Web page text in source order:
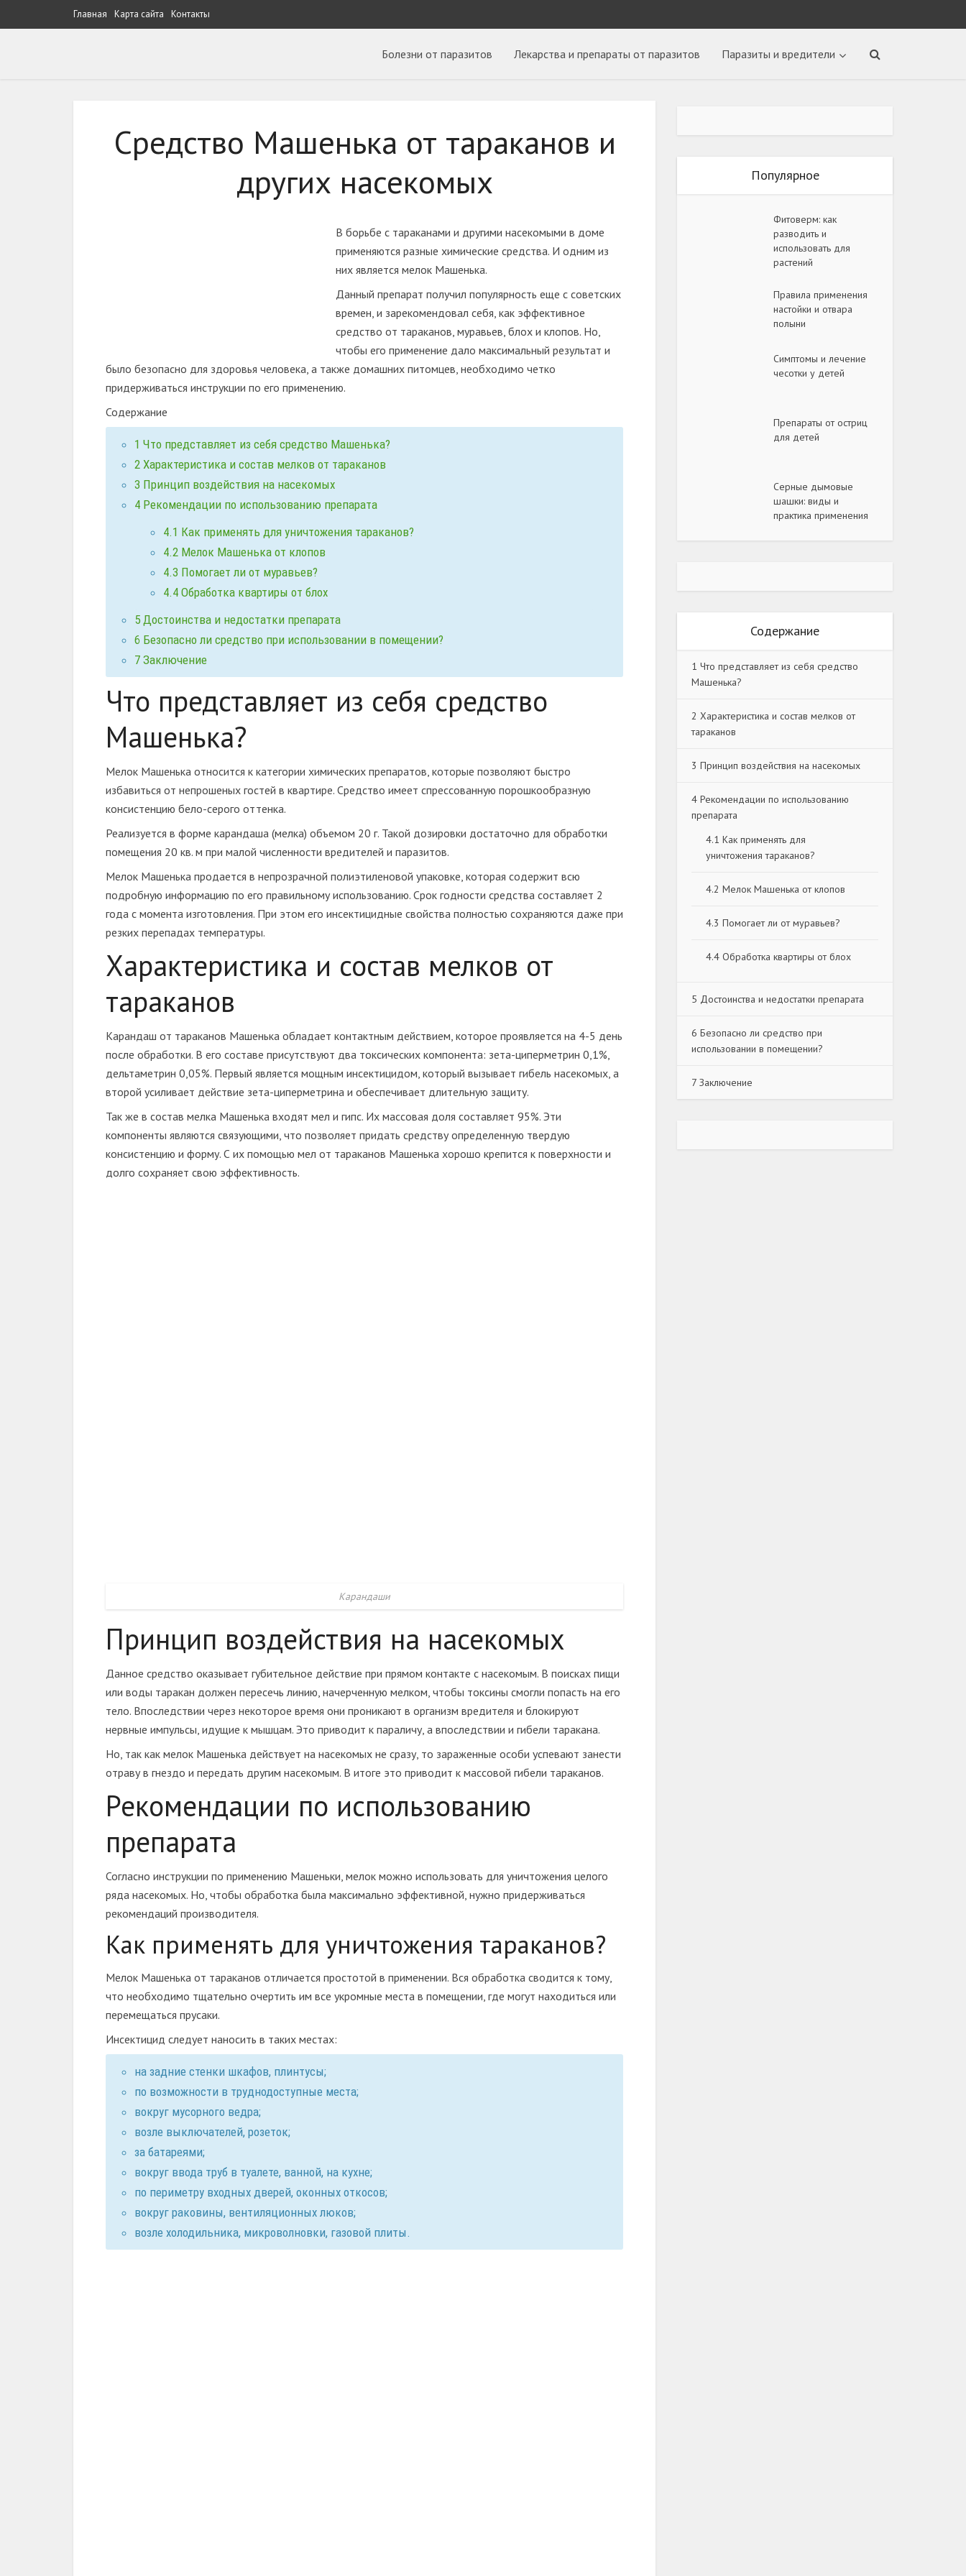
Главная Карта сайта Контакты
Болезни от паразитов Лекарства и препараты от паразитов Паразиты и вредители
Средство Машенька от тараканов и
других насекомых
В борьбе с тараканами и другими насекомыми в доме
применяются разные химические средства. И одним из
них является мелок Машенька.
Данный препарат получил популярность еще с советских
времен, и зарекомендовал себя, как эффективное
средство от тараканов, муравьев, блох и клопов. Но,
чтобы его применение дало максимальный результат и
было безопасно для здоровья человека, а также домашних питомцев, необходимо четко
придерживаться инструкции по его применению.
Содержание
1 Что представляет из себя средство Машенька?
2 Характеристика и состав мелков от тараканов
3 Принцип воздействия на насекомых
4 Рекомендации по использованию препарата
4.1 Как применять для уничтожения тараканов?
4.2 Мелок Машенька от клопов
4.3 Помогает ли от муравьев?
4.4 Обработка квартиры от блох
5 Достоинства и недостатки препарата
6 Безопасно ли средство при использовании в помещении?
7 Заключение
Что представляет из себя средство
Машенька?
Мелок Машенька относится к категории химических препаратов, которые позволяют быстро
избавиться от непрошеных гостей в квартире. Средство имеет спрессованную порошкообразную
консистенцию бело-серого оттенка.
Реализуется в форме карандаша (мелка) объемом 20 г. Такой дозировки достаточно для обработки
помещения 20 кв. м при малой численности вредителей и паразитов.
Мелок Машенька продается в непрозрачной полиэтиленовой упаковке, которая содержит всю
подробную информацию по его правильному использованию. Срок годности средства составляет 2
года с момента изготовления. При этом его инсектицидные свойства полностью сохраняются даже при
резких перепадах температуры.
Характеристика и состав мелков от
тараканов
Карандаш от тараканов Машенька обладает контактным действием, которое проявляется на 4-5 день
после обработки. В его составе присутствуют два токсических компонента: зета-циперметрин 0,1%,
дельтаметрин 0,05%. Первый является мощным инсектицидом, который вызывает гибель насекомых, а
второй усиливает действие зета-циперметрина и обеспечивает длительную защиту.
Так же в состав мелка Машенька входят мел и гипс. Их массовая доля составляет 95%. Эти
компоненты являются связующими, что позволяет придать средству определенную твердую
консистенцию и форму. С их помощью мел от тараканов Машенька хорошо крепится к поверхности и
долго сохраняет свою эффективность.
Карандаши
Принцип воздействия на насекомых
Данное средство оказывает губительное действие при прямом контакте с насекомым. В поисках пищи
или воды таракан должен пересечь линию, начерченную мелком, чтобы токсины смогли попасть на его
тело. Впоследствии через некоторое время они проникают в организм вредителя и блокируют
нервные импульсы, идущие к мышцам. Это приводит к параличу, а впоследствии и гибели таракана.
Но, так как мелок Машенька действует на насекомых не сразу, то зараженные особи успевают занести
отраву в гнездо и передать другим насекомым. В итоге это приводит к массовой гибели тараканов.
Рекомендации по использованию
препарата
Согласно инструкции по применению Машеньки, мелок можно использовать для уничтожения целого
ряда насекомых. Но, чтобы обработка была максимально эффективной, нужно придерживаться
рекомендаций производителя.
Как применять для уничтожения тараканов?
Мелок Машенька от тараканов отличается простотой в применении. Вся обработка сводится к тому,
что необходимо тщательно очертить им все укромные места в помещении, где могут находиться или
перемещаться прусаки.
Инсектицид следует наносить в таких местах:
на задние стенки шкафов, плинтусы;
по возможности в труднодоступные места;
вокруг мусорного ведра;
возле выключателей, розеток;
за батареями;
вокруг ввода труб в туалете, ванной, на кухне;
по периметру входных дверей, оконных откосов;
вокруг раковины, вентиляционных люков;
возле холодильника, микроволновки, газовой плиты.
Популярное
Фитоверм: как
разводить и
использовать для
растений
Правила применения
настойки и отвара
полыни
Симптомы и лечение
чесотки у детей
Препараты от остриц
для детей
Серные дымовые
шашки: виды и
практика применения
Содержание
1 Что представляет из себя средство
Машенька?
2 Характеристика и состав мелков от
тараканов
3 Принцип воздействия на насекомых
4 Рекомендации по использованию
препарата
4.1 Как применять для
уничтожения тараканов?
4.2 Мелок Машенька от клопов
4.3 Помогает ли от муравьев?
4.4 Обработка квартиры от блох
5 Достоинства и недостатки препарата
6 Безопасно ли средство при
использовании в помещении?
7 Заключение